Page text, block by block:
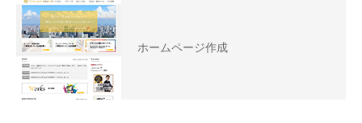
ホームページ作成